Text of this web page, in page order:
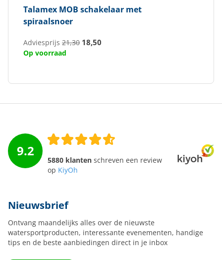
Talamex MOB schakelaar met
spiraalsnoer
Adviesprijs 21,30 18,50
Op voorraad
9.2
5880 klanten schreven een review
op KiyOh
Nieuwsbrief
Ontvang maandelijks alles over de nieuwste
watersportproducten, interessante evenementen, handige
tips en de beste aanbiedingen direct in je inbox